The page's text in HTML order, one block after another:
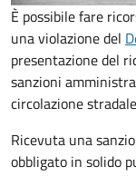
È possibile fare
una violazione del
presentazione del
sanzioni
circolazione
Ricevuta una
obbligato in solido